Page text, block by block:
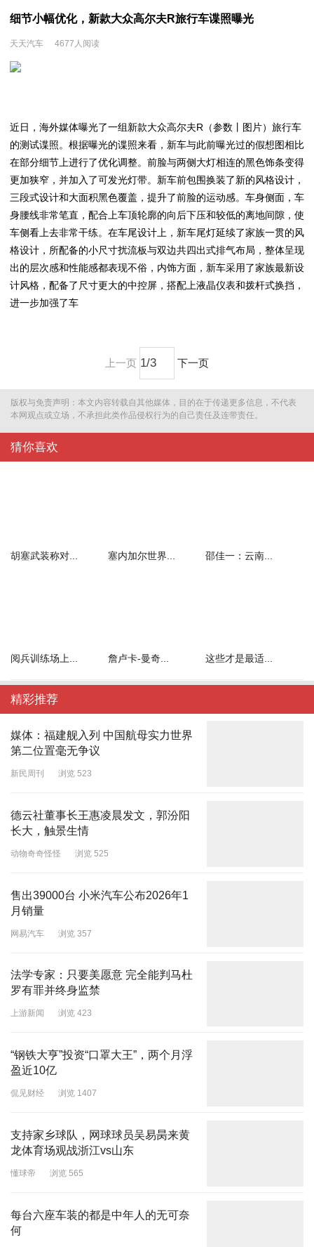
细节小幅优化，新款大众高尔夫R旅行车谍照曝光
天天汽车 4677人阅读
近日，海外媒体曝光了一组新款大众高尔夫R （参数 图片）旅行车
的测试谍照。根据曝光的谍照来看，新车与此前曝光过的假想图相比
在部分细节上进行了优化调整。前脸与两侧大灯相连的黑色饰条变得
更加狭窄，并加入了可发光灯带。新车前包围换装了新的风格设计，
三段式设计和大面积黑色覆盖，提升了前脸的运动感。车身侧面，车
身腰线非常笔直，配合上车顶轮廓的向后下压和较低的离地间隙，使
车侧看上去非常干练。在车尾设计上，新车尾灯延续了家族一贯的风
格设计，所配备的小尺寸扰流板与双边共四出式排气布局，整体呈现
出的层次感和性能感都表现不俗，内饰方面，新车采用了家族最新设
计风格，配备了尺寸更大的中控屏，搭配上液晶仪表和拨杆式换挡，
进一步加强了车
上一页 下一页
版权与免责声明：本文内容转载自其他媒体，目的在于传递更多信息，不代表
本网观点或立场，不承担此类作品侵权行为的自己责任及连带责任。
猜你喜欢
胡塞武装称对... 塞内加尔世界... 邵佳一：云南...
阅兵训练场上... 詹卢卡-曼奇... 这些才是最适...
精彩推荐
媒体：福建舰入列 中国航母实力世界
第二位置毫无争议
新民周刊 浏览 523
德云社董事长王惠凌晨发文，郭汾阳
长大，触景生情
动物奇奇怪怪 浏览 525
售出39000台 小米汽车公布2026年1
月销量
网易汽车 浏览 357
法学专家：只要美愿意 完全能判马杜
罗有罪并终身监禁
上游新闻 浏览 423
“钢铁大亨”投资“口罩大王”，两个月浮
盈近10亿
侃见财经 浏览 1407
支持家乡球队，网球球员吴易昺来黄
龙体育场观战浙江vs山东
懂球帝 浏览 565
每台六座车装的都是中年人的无可奈
何